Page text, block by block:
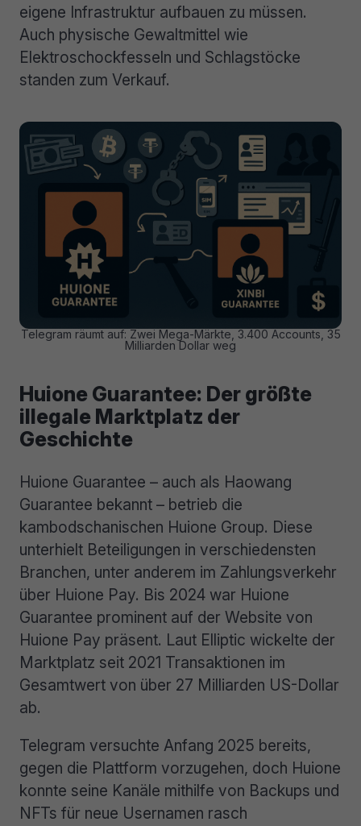
eigene Infrastruktur aufbauen zu müssen.
Auch physische Gewaltmittel wie
Elektroschockfesseln und Schlagstöcke
standen zum Verkauf.
Telegram räumt auf: Zwei Mega-Märkte, 3.400 Accounts, 35
Milliarden Dollar weg
Huione Guarantee: Der größte
illegale Marktplatz der
Geschichte
Huione Guarantee – auch als Haowang
Guarantee bekannt – betrieb die
kambodschanischen Huione Group. Diese
unterhielt Beteiligungen in verschiedensten
Branchen, unter anderem im Zahlungsverkehr
über Huione Pay. Bis 2024 war Huione
Guarantee prominent auf der Website von
Huione Pay präsent. Laut Elliptic wickelte der
Marktplatz seit 2021 Transaktionen im
Gesamtwert von über 27 Milliarden US-Dollar
ab.
Telegram versuchte Anfang 2025 bereits,
gegen die Plattform vorzugehen, doch Huione
konnte seine Kanäle mithilfe von Backups und
NFTs für neue Usernamen rasch